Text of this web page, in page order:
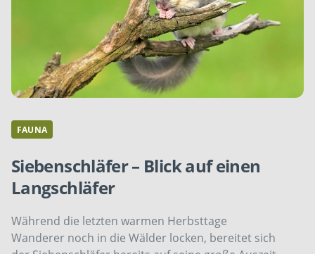
FAUNA
Siebenschläfer – Blick auf einen
Langschläfer
Während die letzten warmen Herbsttage
Wanderer noch in die Wälder locken, bereitet sich